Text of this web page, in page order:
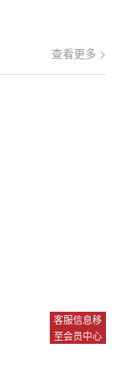
客服信息移
至会员中心
查看更多 >